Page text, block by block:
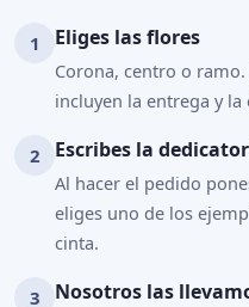
Eliges las flores
Corona, centro o
incluyen la entrega y
Escribes la
Al hacer el pedido
eliges uno de los
cinta.
Nosotros las